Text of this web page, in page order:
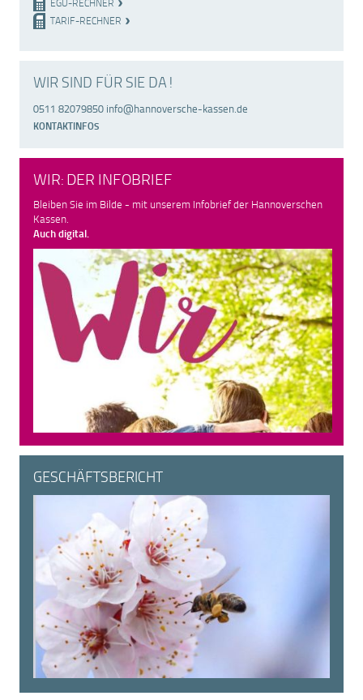
EGU-RECHNER
TARIF-RECHNER
WIR SIND FÜR SIE DA!
0511 82079850 info@hannoversche-kassen.de
KONTAKTINFOS
WIR: DER INFOBRIEF
Bleiben Sie im Bilde - mit unserem Infobrief der Hannoverschen
Kassen.
Auch digital.
GESCHÄFTSBERICHT